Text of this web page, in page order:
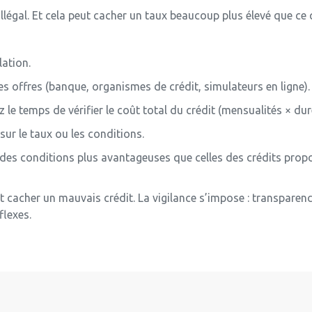
Et cela peut cacher un taux beaucoup plus élevé que ce
offres (banque, organismes de crédit, simulateurs en ligne).
le temps de vérifier le coût total du crédit (mensualités ×
le taux ou les conditions.
conditions plus avantageuses que celles des crédits
un mauvais crédit. La vigilance s’impose :